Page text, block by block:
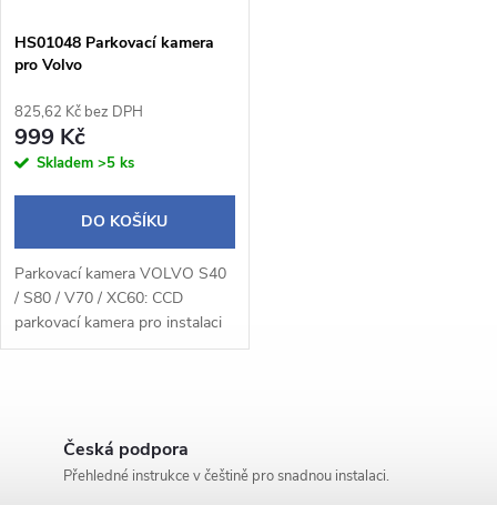
p
r
o
u
k
s
p
r
o
d
u
k
HS01048 Parkovací kamera
pro Volvo
825,62 Kč bez DPH
999 Kč
Skladem >5 ks
DO KOŠÍKU
Parkovací kamera VOLVO S40
/ S80 / V70 / XC60: CCD
parkovací kamera pro instalaci
do lampy pro osvětlení zadní
Česká podpora
Přehledné instrukce v češtině pro snadnou instalaci.